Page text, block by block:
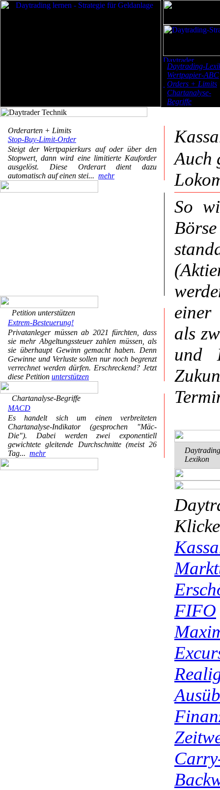
Daytrading-
Wertpapier-ABC
Orders + Limits
Chartanalyse-
Begriffe
Orderarten + Limits
Stop-Buy-Limit-Order
Steigt der Wertpapierkurs auf oder über den
Stopwert, dann wird eine limitierte Kauforder
ausgelöst. Diese Orderart dient dazu
automatisch auf einen stei... mehr
Petition unterstützen
Extrem-Besteuerung!
Privatanleger müssen ab 2021 fürchten, dass
sie mehr Abgeltungssteuer zahlen müssen, als
sie überhaupt Gewinn gemacht haben. Denn
Gewinne und Verluste sollen nur noch begrenzt
verrechnet werden dürfen. Erschreckend? Jetzt
diese Petition unterstützen
Chartanalyse-Begriffe
MACD
Es handelt sich um einen verbreiteten
Chartanalyse-Indikator (gesprochen "Mäc-
Die"). Dabei werden zwei exponentiell
gewichtete gleitende Durchschnitte (meist 26
Tag... mehr
Auch
So
als
und
Lexikon
FIFO